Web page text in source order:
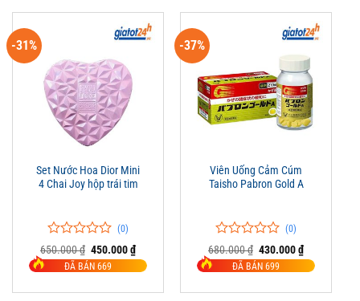
-31%
Set Nước Hoa Dior Mini
4 Chai Joy hộp trái tim
0
trên
5
0
(0)
650.000₫ Giá
gốc
là:
450.000₫Giá
hiện
tại
450.000 ₫.
ĐÃ BÁN 669
-37%
Viên Uống Cảm Cúm
Taisho Pabron Gold A
0
trên
5
0
(0)
680.000₫ Giá
gốc
là:
430.000₫Giá
hiện
tại
430.000 ₫.
ĐÃ BÁN 699